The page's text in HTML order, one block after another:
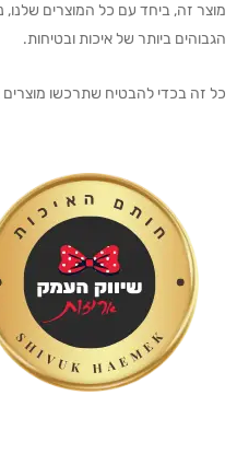
מוצר זה, ביחד עם כל המוצרים
הגבוהים ביותר של איכות ובטיחות.
כל זה בכדי להבטיח שתרכשו